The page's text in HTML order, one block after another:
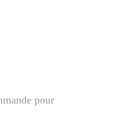
pour